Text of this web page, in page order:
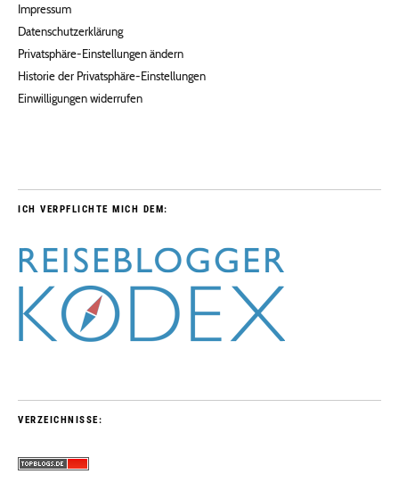
Impressum
Datenschutzerklärung
Privatsphäre-Einstellungen ändern
Historie der Privatsphäre-Einstellungen
Einwilligungen widerrufen
ICH VERPFLICHTE MICH DEM:
VERZEICHNISSE: